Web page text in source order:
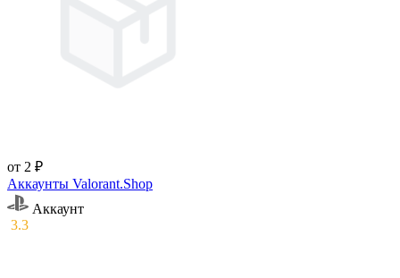
от 2 ₽
Аккаунты Valorant.Shop
Аккаунт
3.3